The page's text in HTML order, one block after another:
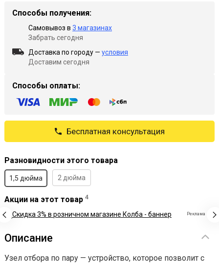
Способы получения:
Самовывоз в 3 магазинах
Забрать сегодня
Доставка по городу — условия
Доставим сегодня
Способы оплаты:
Бесплатная консультация
Разновидности этого товара
1,5 дюйма 2 дюйма
Акции на этот товар 4
Реклама
Описание
Узел отбора по пару — устройство, которое позволит с